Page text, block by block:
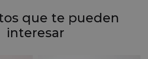
que te pueden
interesar